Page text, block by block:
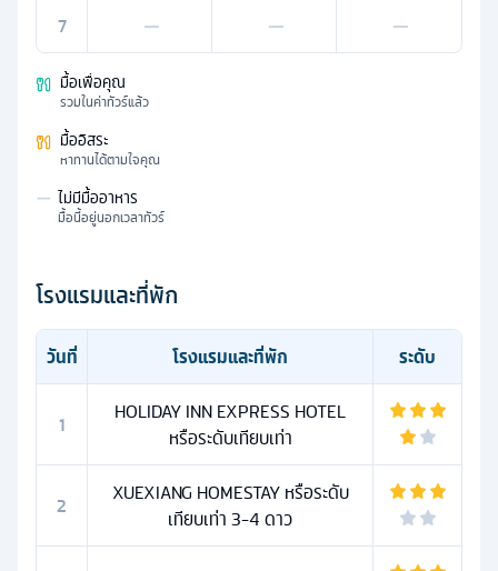
7
— — —
มื้อเพื่อคุณ
รวมในค่าทัวร์แล้ว
มื้ออิสระ
หาทานได้ตามใจคุณ
— ไม่มีมื้ออาหาร
มื้อนี้อยู่นอกเวลาทัวร์
โรงแรมและที่พัก
วันที่ โรงแรมและที่พัก ระดับ
1
HOLIDAY INN EXPRESS HOTEL
หรือระดับเทียบเท่า
2
XUEXIANG HOMESTAY หรือระดับ
เทียบเท่า 3-4 ดาว